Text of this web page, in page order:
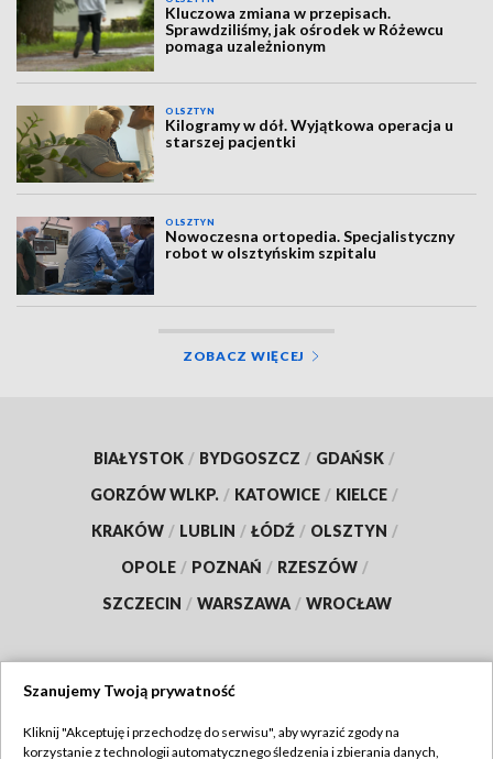
Kluczowa zmiana w przepisach.
Sprawdziliśmy, jak ośrodek w Różewcu
pomaga uzależnionym
OLSZTYN
Kilogramy w dół. Wyjątkowa operacja u
starszej pacjentki
OLSZTYN
Nowoczesna ortopedia. Specjalistyczny
robot w olsztyńskim szpitalu
ZOBACZ WIĘCEJ
BIAŁYSTOK / BYDGOSZCZ / GDAŃSK /
GORZÓW WLKP. / KATOWICE / KIELCE /
KRAKÓW / LUBLIN / ŁÓDŹ / OLSZTYN /
OPOLE / POZNAŃ / RZESZÓW /
SZCZECIN / WARSZAWA / WROCŁAW
Szanujemy Twoją prywatność
Kliknij "Akceptuję i przechodzę do serwisu", aby wyrazić zgody na
korzystanie z technologii automatycznego śledzenia i zbierania danych,